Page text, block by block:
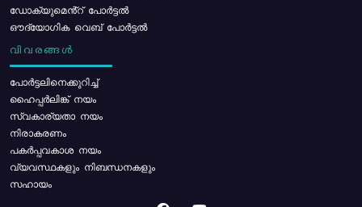
ഡോക്യുമെൻ്റ് പോർട്ടൽ
ഔദ്യോഗിക വെബ് പോർട്ടൽ
വിവരങ്ങൾ
പോര്‍ട്ടലിനെക്കുറിച്ച്
ഹൈപ്പർലിങ്ക് നയം
സ്വകാര്യതാ നയം
നിരാകരണം
പകർപ്പവകാശ നയം
വ്യവസ്ഥകളും നിബന്ധനകളും
സഹായം